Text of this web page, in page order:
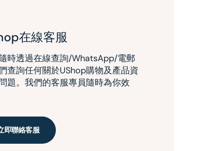
在線客服
時透過在線查詢/WhatsApp/電郵
查詢任何關於UShop購物及產品資
題。我們的客服專員隨時為你效
即聯絡客服